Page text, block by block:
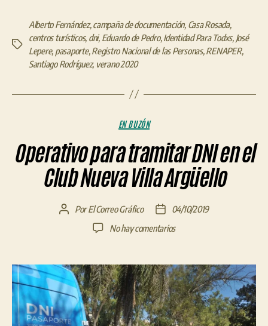
Etiquetas
Alberto Fernández,campaña de documentación, Casa Rosada,
centros turísticos, dni, Eduardo de Pedro,Identidad Para Todxs, José
Lepere, pasaporte,Registro Nacional de las Personas,RENAPER,
Santiago Rodríguez, verano 2020
Categorías
EN BUZÓN
Operativo para tramitar DNI en el
Club Nueva Villa Argüello
AutorPorEl Correo Gráfico
Fecha
de
04/10/2019
No hay comentariosen
tramitar
DNI
en
el
Club